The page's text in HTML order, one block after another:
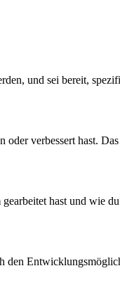
und sei bereit,
verbessert hast.
hast und wie
den